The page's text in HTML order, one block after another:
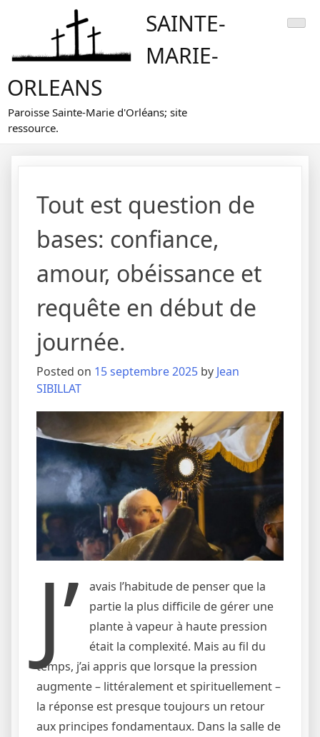
SAINTE-
MARIE-
ORLEANS
Paroisse Sainte-Marie d'Orléans; site
ressource.
Tout est question de
bases: confiance,
amour, obéissance et
requête en début de
journée.
Posted on 15 septembre 2025 by Jean
SIBILLAT
J’
avais l’habitude de penser que la
partie la plus difficile de gérer une
plante à vapeur à haute pression
était la complexité. Mais au fil du
temps, j’ai appris que lorsque la pression
augmente – littéralement et spirituellement –
la réponse est presque toujours un retour
aux principes fondamentaux. Dans la salle de